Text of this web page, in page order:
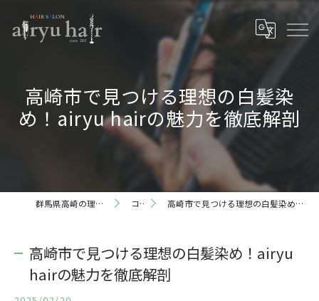
高崎市で見つける理想の白髪染
め！airyu hairの魅力を徹底解剖
群馬県高崎の理容室ならairyu hair コラム 高崎市で見つける理想の白髪染め！airyu hairの魅力を徹底解剖
高崎市で見つける理想の白髪染め！airyu
hairの魅力を徹底解剖